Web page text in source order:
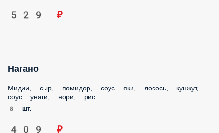
529 ₽
Нагано
Мидии, сыр, помидор, соус яки, лосось, кунжут, соус унаги,
нори, рис
409 ₽